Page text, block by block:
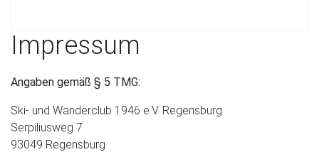
Impressum
Angaben gemäß § 5 TMG:
Ski- und Wanderclub 1946 e.V. Regensburg
Serpiliusweg 7
93049 Regensburg